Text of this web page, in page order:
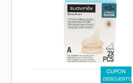
CUPON
DESCUENTO